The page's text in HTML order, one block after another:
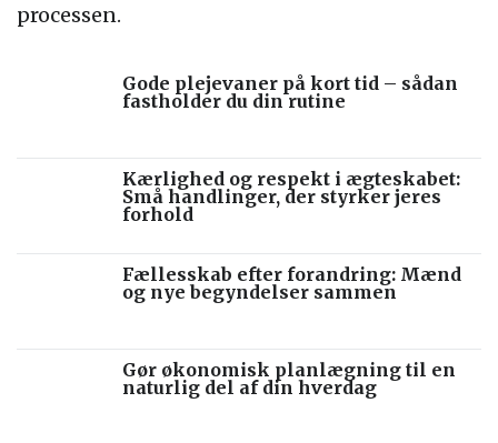
processen.
Gode plejevaner på kort tid – sådan
fastholder du din rutine
Kærlighed og respekt i ægteskabet:
Små handlinger, der styrker jeres
forhold
Fællesskab efter forandring: Mænd
og nye begyndelser sammen
Gør økonomisk planlægning til en
naturlig del af din hverdag